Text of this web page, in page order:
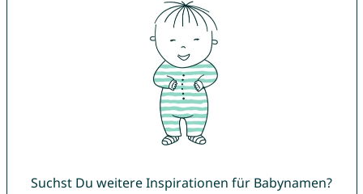
Suchst Du weitere Inspirationen für Babynamen?